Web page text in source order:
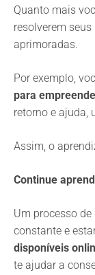
Quanto mais
resolverem
aprimoradas.
Por exemplo,
para
retorno e ajuda,
Assim, o
Continue
Um processo
constante e
disponíveis
te ajudar a